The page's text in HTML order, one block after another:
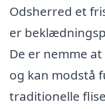
Odsherred et
er
De er nemme
og kan modstå
traditionelle